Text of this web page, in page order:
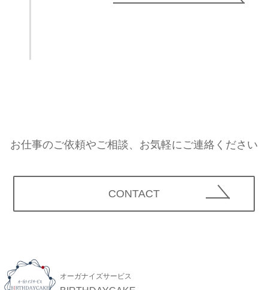
お仕事のご依頼やご相談、お気軽にご連絡ください
CONTACT
オーガナイズサービス